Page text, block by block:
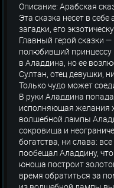
Описание: Арабская
Эта сказка несет в
загадки, его
Главный герой сказки
полюбивший
в Аладдина, но ее
Султан, отец девушки,
Только чудо может
В руки Аладдина
исполняющая
волшебной лампы
сокровища и
богатства, ни слава:
пообещал Аладдину,
юноша построит
время обратиться за